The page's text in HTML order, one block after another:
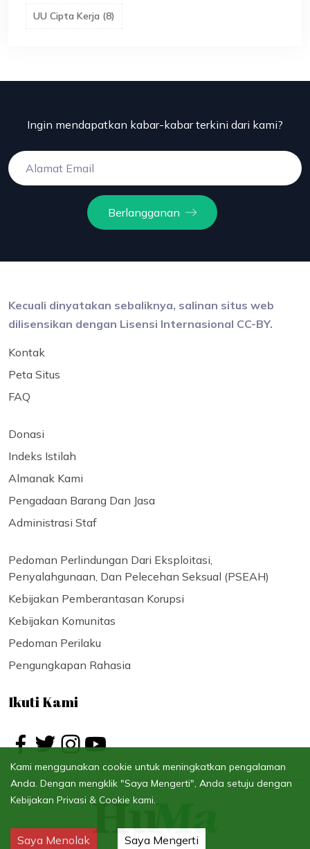
UU Cipta Kerja (8)
Ingin mendapatkan kabar-kabar terkini dari kami?
Berlangganan
Kecuali dinyatakan sebaliknya, salinan situs web
dilisensikan dengan Lisensi Internasional CC-BY.
Kontak
Peta Situs
FAQ
Donasi
Indeks Istilah
Almanak Kami
Pengadaan Barang Dan Jasa
Administrasi Staf
Pedoman Perlindungan Dari Eksploitasi,
Penyalahgunaan, Dan Pelecehan Seksual (PSEAH)
Kebijakan Pemberantasan Korupsi
Kebijakan Komunitas
Pedoman Perilaku
Pengungkapan Rahasia
Ikuti Kami
Kami menggunakan cookie untuk meningkatkan pengalaman
Anda. Dengan mengklik "Saya Mengerti", Anda setuju dengan
Kebijakan Privasi & Cookie kami.
Saya Menolak Saya Mengerti